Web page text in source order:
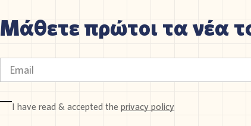
Μάθετε πρώτοι τα νέα
I have read & accepted theprivacy policy